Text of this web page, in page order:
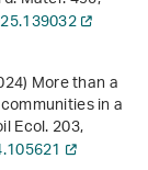
More than a
in a
Ecol.203,